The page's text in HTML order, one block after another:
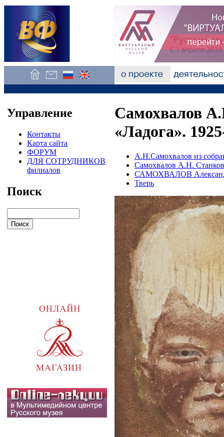
Управление
Контакты
Карта сайта
ФОРУМ
ДЛЯ СОТРУДНИКОВ
филиалов
Поиск
Самохвалов
«Ладога».
А.Н.Самохвалов из
Самохвалов А.Н.
САМОХВАЛОВ
Тверь